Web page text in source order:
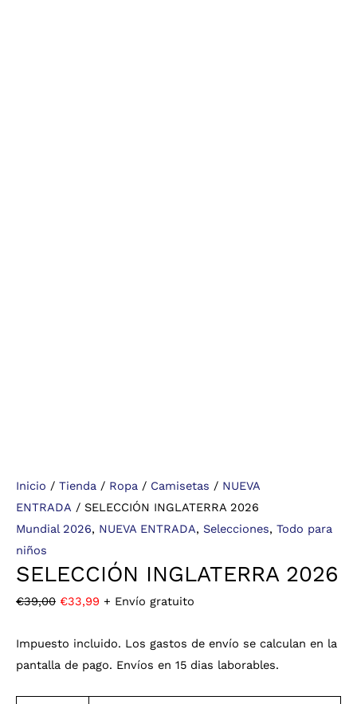
Inicio / Tienda / Ropa / Camisetas / NUEVA
ENTRADA / SELECCIÓN INGLATERRA 2026
Mundial 2026, NUEVA ENTRADA, Selecciones, Todo para
niños
SELECCIÓN INGLATERRA 2026
€39,00 €33,99 + Envío gratuito
Impuesto incluido. Los gastos de envío se calculan en la
pantalla de pago. Envíos en 15 dias laborables.